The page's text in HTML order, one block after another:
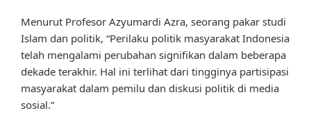
Menurut Profesor Azyumardi Azra, seorang pakar studi
Islam dan politik, “Perilaku politik masyarakat Indonesia
telah mengalami perubahan signifikan dalam beberapa
dekade terakhir. Hal ini terlihat dari tingginya partisipasi
masyarakat dalam pemilu dan diskusi politik di media
sosial.”